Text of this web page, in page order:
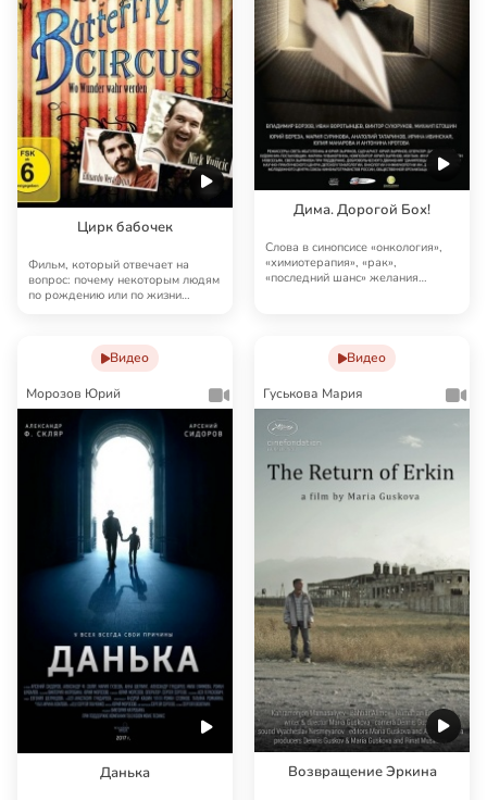
Цирк бабочек
Фильм, который отвечает на
вопрос: почему некоторым людям
по рождению или по жизни
Дима. Дорогой Бох!
Слова в синопсисе «онкология»,
«химиотерапия», «рак»,
«последний шанс» желания
Видео
Морозов Юрий
Данька
Видео
Гуськова Мария
Возвращение Эркина